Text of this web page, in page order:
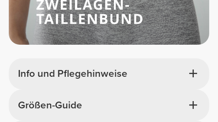
Info und Pflegehinweise
Größen-Guide